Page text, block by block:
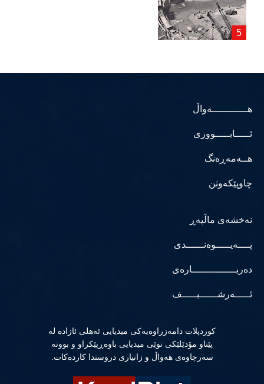
هــــــــــــەواڵ
ئـــــابـــــووری
هــەمەڕەنگ
چاوپێکەوتن
نەخشەی ماڵپەڕ
پــــەیـــــوەنــــــدی
دەربـــــــــــــــارەی
ئـــــەرشــــــیـــــف
كوردپلات دامەزراوەیەكی میدیایی ئەهلی ئازادە لە
پێناو مۆدێلێكی نوێی میدیایی باوەڕپێكراو و بوونە
سەرچاوەی هەواڵ و زانیاری دروستدا كاردەكات.